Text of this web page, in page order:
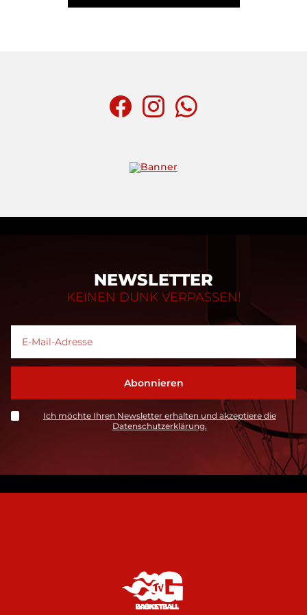
NEWSLETTER
KEINEN DUNK VERPASSEN!
Ich möchte Ihren Newsletter erhalten und akzeptiere die
Datenschutzerklärung.